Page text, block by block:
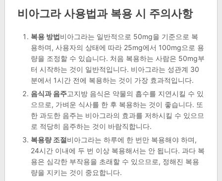
비아그라 사용법과 복용 시 주의사항
복용 방법비아그라는 일반적으로 50mg을 기준으로 복
용하며, 사용자의 상태에 따라 25mg에서 100mg으로 용
량을 조정할 수 있습니다. 처음 복용하는 사람은 50mg부
터 시작하는 것이 일반적입니다. 비아그라는 성관계 30
분에서 1시간 전에 복용하는 것이 가장 효과적입니다.
음식과 음주고지방 음식은 약물의 흡수를 지연시킬 수 있
으므로, 가벼운 식사를 한 후 복용하는 것이 좋습니다. 또
한 과도한 음주는 비아그라의 효과를 저하시킬 수 있으므
로 적당히 음주하는 것이 바람직합니다.
복용량 조절비아그라는 하루에 한 번만 복용해야 하며,
24시간 이내에 두 번 이상 복용해서는 안 됩니다. 과다 복
용은 심각한 부작용을 초래할 수 있으므로, 정해진 복용
량을 지키는 것이 중요합니다.